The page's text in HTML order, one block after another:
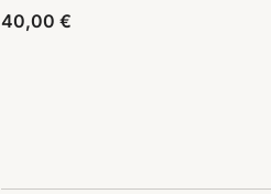
40,00 €